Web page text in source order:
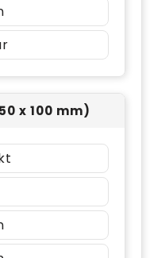
x 100 mm)